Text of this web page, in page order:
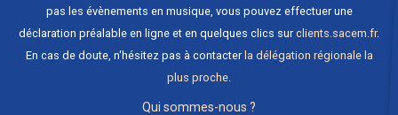
pas les évènements en musique, vous pouvez effectuer une
déclaration préalable en ligne et en quelques clics surclients.sacem.fr.
En cas de doute, n'hésitez pas à contacter la délégation régionale la
plus proche
Qui sommes-nous ?